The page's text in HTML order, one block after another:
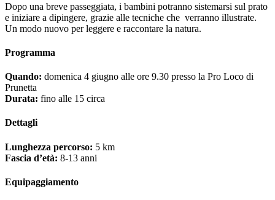
Dopo una breve passeggiata, i bambini potranno sistemarsi sul prato
e iniziare a dipingere, grazie alle tecniche che verranno illustrate.
Un modo nuovo per leggere e raccontare la natura.
Programma
Quando: domenica 4 giugno alle ore 9.30 presso la Pro Loco di
Prunetta
Durata: fino alle 15 circa
Dettagli
Lunghezza percorso: 5 km
Fascia d’età: 8-13 anni
Equipaggiamento